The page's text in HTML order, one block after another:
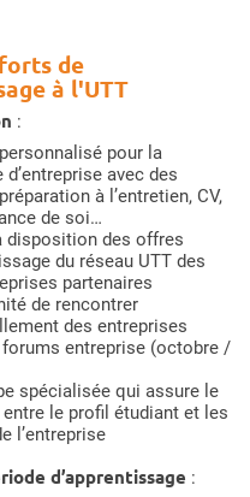
de
à l'UTT
:
pour la
d’entreprise avec des
à l’entretien, CV,
de soi…
disposition des offres
du réseau UTT des
partenaires
de rencontrer
des entreprises
forums entreprise (octobre /
spécialisée qui assure le
le profil étudiant et les
l’entreprise
d’apprentissage :